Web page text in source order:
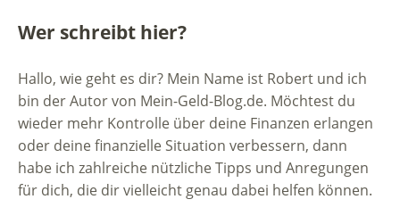
Wer schreibt hier?
Hallo, wie geht es dir? Mein Name ist Robert und ich
bin der Autor von Mein-Geld-Blog.de. Möchtest du
wieder mehr Kontrolle über deine Finanzen erlangen
oder deine finanzielle Situation verbessern, dann
habe ich zahlreiche nützliche Tipps und Anregungen
für dich, die dir vielleicht genau dabei helfen können.